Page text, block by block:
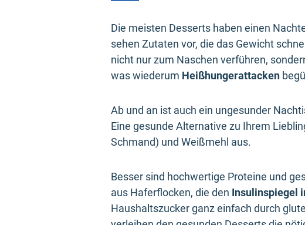
Die meisten Desserts haben einen
sehen Zutaten vor, die das Gewicht
nicht nur zum Naschen verführen,
was wiederum Heißhungerattacken
Ab und an ist auch ein ungesunder
Eine gesunde Alternative zu Ihrem
Schmand) und Weißmehl aus.
Besser sind hochwertige Proteine und
aus Haferflocken, die den Insulinspiegel
Haushaltszucker ganz einfach durch